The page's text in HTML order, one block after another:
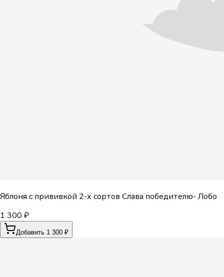
Яблоня с прививкой 2-х сортов Слава победителю- Лобо
1 300 ₽
Добавить 1 300 ₽